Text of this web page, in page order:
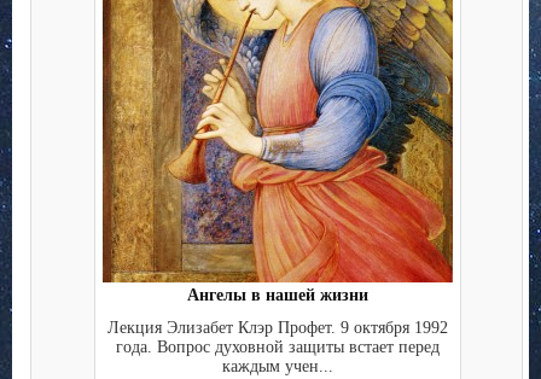
Ангелы в нашей жизни
Лекция Элизабет Клэр Профет. 9 октября 1992
года. Вопрос духовной защиты встает перед
каждым учен...